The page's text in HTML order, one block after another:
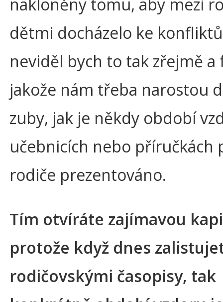
dětmi docházelo ke
neviděl bych to tak zřejmě a
jakože nám třeba narostou
zuby, jak je někdy období
učebnicích nebo příručkách
rodiče prezentováno.
Tím otvíráte zajímavou
protože když dnes
rodičovskými časopisy, tak